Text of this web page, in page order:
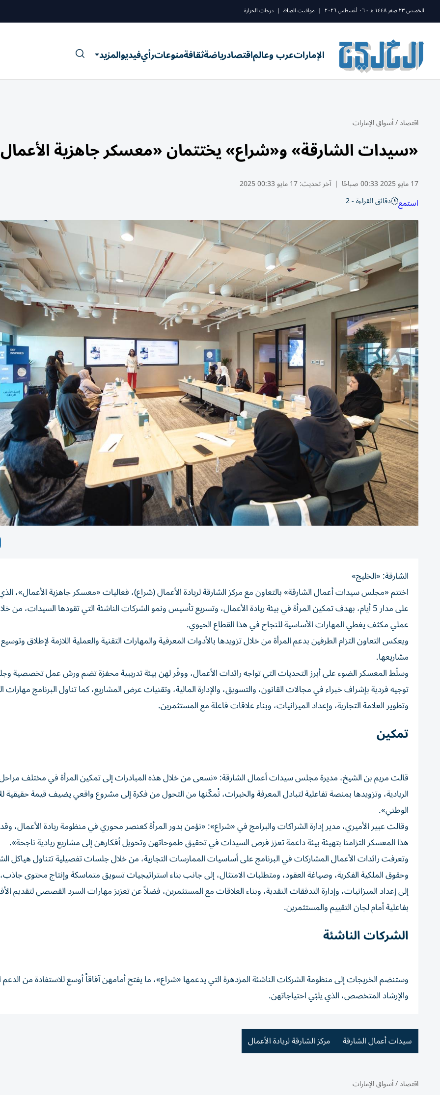
الخميس ٢٣ صفر ١٤٤٨ ه - ٠٦ أغسطس ٢٠٢٦ | مواقيت الصلاة | درجات الحرارة
الإماراتعرب وعالماقتصادرياضةثقافةمنوعاترأيفيديوالمزيد
اقتصاد/أسواق الإمارات
«سيدات الشارقة» و«شراع» يختتمان «معسكر جاهزية
17 مايو 2025 00:33 صباحًا | آخر تحديث:17 مايو 00:33 2025
استمع دقائق القراءة - 2
الشارقة: «الخليج»
اختتم «مجلس سيدات أعمال الشارقة» بالتعاون مع مركز الشارقة لريادة الأعمال (شراع)، فعاليات «معسكر جاهزية الأعمال»،
على مدار 5 أيام، بهدف تمكين المرأة في بيئة ريادة الأعمال، وتسريع تأسيس ونمو الشركات الناشئة التي تقودها السيدات، من
عملي مكثف يغطي المهارات الأساسية للنجاح في هذا القطاع الحيوي.
ويعكس التعاون التزام الطرفين بدعم المرأة من خلال تزويدها بالأدوات المعرفية والمهارات التقنية والعملية اللازمة لإطلاق وتوسيع
مشاريعها.
وسلّط المعسكر الضوء على أبرز التحديات التي تواجه رائدات الأعمال، ووفّر لهن بيئة تدريبية محفزة تضم ورش عمل تخصصية
توجيه فردية بإشراف خبراء في مجالات القانون، والتسويق، والإدارة المالية، وتقنيات عرض المشاريع، كما تناول البرنامج مهارات
وتطوير العلامة التجارية، وإعداد الميزانيات، وبناء علاقات فاعلة مع المستثمرين.
تمكين
قالت مريم بن الشيخ، مديرة مجلس سيدات أعمال الشارقة: «نسعى من خلال هذه المبادرات إلى تمكين المرأة في مختلف
الريادية، وتزويدها بمنصة تفاعلية لتبادل المعرفة والخبرات، تُمكّنها من التحول من فكرة إلى مشروع واقعي يضيف قيمة حقيقية
الوطني».
وقالت عبير الأميري، مدير إدارة الشراكات والبرامج في «شراع»: «نؤمن بدور المرأة كعنصر محوري في منظومة ريادة الأعمال،
هذا المعسكر التزامنا بتهيئة بيئة داعمة تعزز فرص السيدات في تحقيق طموحاتهن وتحويل أفكارهن إلى مشاريع ريادية ناجحة».
وتعرفت رائدات الأعمال المشاركات في البرنامج على أساسيات الممارسات التجارية، من خلال جلسات تفصيلية تتناول هياكل
وحقوق الملكية الفكرية، وصياغة العقود، ومتطلبات الامتثال، إلى جانب بناء استراتيجيات تسويق متماسكة وإنتاج محتوى
إلى إعداد الميزانيات، وإدارة التدفقات النقدية، وبناء العلاقات مع المستثمرين، فضلاً عن تعزيز مهارات السرد القصصي لتقديم
بفاعلية أمام لجان التقييم والمستثمرين.
الشركات الناشئة
وستنضم الخريجات إلى منظومة الشركات الناشئة المزدهرة التي يدعمها «شراع»، ما يفتح أمامهن آفاقاً أوسع للاستفادة من
والإرشاد المتخصص، الذي يلبّي احتياجاتهن.
سيدات أعمال الشارقة مركز الشارقة لريادة الأعمال
اقتصاد/أسواق الإمارات